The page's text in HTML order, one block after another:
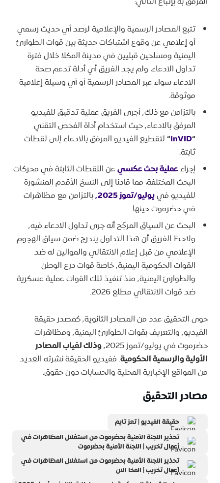
تتبع المصادر الرسمية والإعلامية لرصد أي حديث رسمي
أو إعلامي عن وقوع اشتباكات حديثة بين قوات الطوارئ
اليمنية ومسلحين قبليين في مدينة المكلا خلال فترة
تداول الادعاء، ولم يجد الفريق أي أدلة تدعم صحة
الادعاء سواء عبر المصادر الرسمية أو أي وسيلة إعلامية
موثوقة.
بالتزامن مع ذلك٬ أجرى الفريق عملية تدقيق للفيديو
المرفق بالادعاء٬ حيث استخدام أداة الفحص التقني
“
InVID
“لتقطيع الفيديو المرفق بالادعاء إلى لقطات
ثابتة.
إجراءعملية بحث عكسيعن اللقطات الثابتة في محركات
البحث المختلفة، مما قادنا إلى النسخ الأقدم المنشورة
للفيديو فييوليو/تموز ٬2025
بالتزامن مع مظاهرات
في حضرموت حينها.
البحث عن السياق المرجّح أنه جرى تداول الادعاء فيه٬
ولاحظ الفريق أن هذا التداول يندرج ضمن سياق الهجوم
الإعلامي من قبل إعلام الانتقالي والموالين له ضد
القوات الحكومية اليمنية٬ خاصة قوات درع الوطن
والطوارئ اليمنية٬ منذ تنفيذ تلك القوات عملية عسكرية
ضد قوات الانتقالي مطلع 2026.
حوى التحقيق عدد من المصادر الثانوية٬ كمصدر حقيقة
الفيديو٬ والتعريف بقوات الطوارئ اليمنية٬ ومظاهرات
حضرموت في يوليو/تموز ٬2025
وذلك لغياب المصادر
الأولية والرسمية الحكومية. ففيديو الحقيقة نشرته العديد
من المواقع الإخبارية المحلية والحسابات دون حقوق.
مصادر التحقيق
حقيقة الفيديو | تعز تايم
تحذير اللجنة الأمنية بحضرموت من استغلال المظاهرات في
أعمال تخريب | اللجنة الأمنية بحضرموت
تحذير اللجنة الأمنية بحضرموت من استغلال المظاهرات في
أعمال تخريب | المخا الان